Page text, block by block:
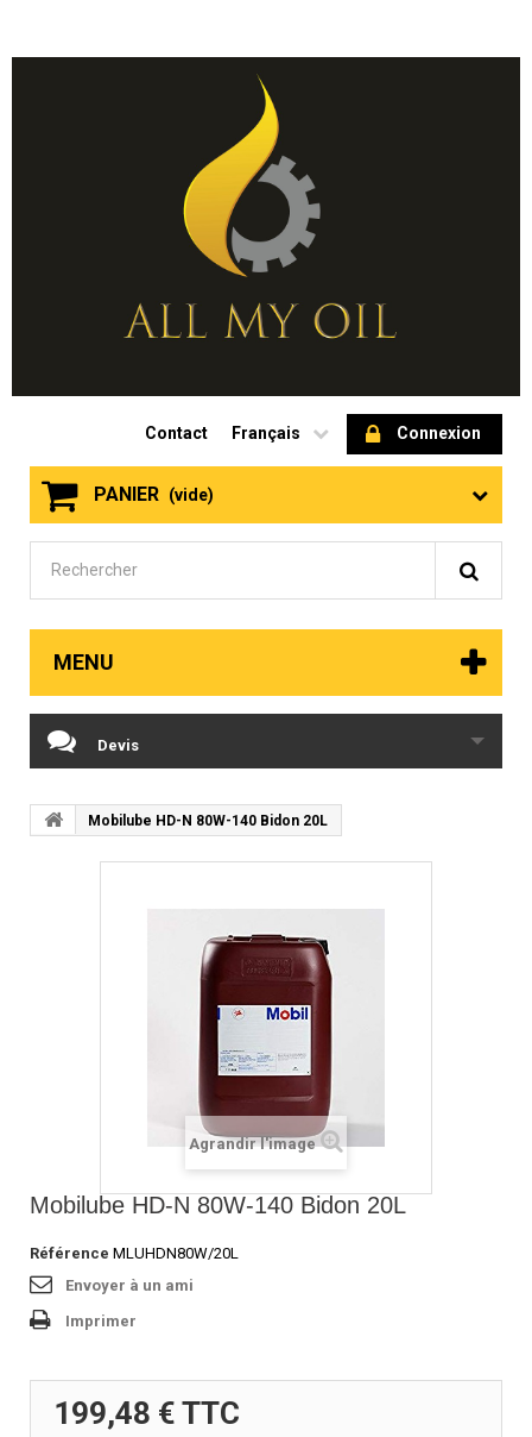
Connexion
Français
Contact
PANIER (vide)
MENU
Devis
Mobilube HD-N 80W-140 Bidon 20L
Agrandir l'image
Mobilube HD-N 80W-140 Bidon 20L
Référence MLUHDN80W/20L
Envoyer à un ami
Imprimer
199,48 € TTC